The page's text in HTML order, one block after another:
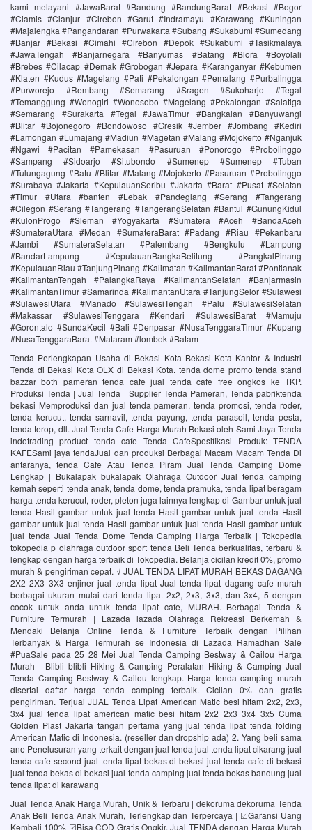
kami melayani #JawaBarat #Bandung #BandungBarat #Bekasi #Bogor
#Ciamis #Cianjur #Cirebon #Garut #Indramayu #Karawang #Kuningan
#Majalengka #Pangandaran #Purwakarta #Subang #Sukabumi #Sumedang
#Banjar #Bekasi #Cimahi #Cirebon #Depok #Sukabumi #Tasikmalaya
#JawaTengah #Banjarnegara #Banyumas #Batang #Blora #Boyolali
#Brebes #Cilacap #Demak #Grobogan #Jepara #Karanganyar #Kebumen
#Klaten #Kudus #Magelang #Pati #Pekalongan #Pemalang #Purbalingga
#Purworejo #Rembang #Semarang #Sragen #Sukoharjo #Tegal
#Temanggung #Wonogiri #Wonosobo #Magelang #Pekalongan #Salatiga
#Semarang #Surakarta #Tegal #JawaTimur #Bangkalan #Banyuwangi
#Blitar #Bojonegoro #Bondowoso #Gresik #Jember #Jombang #Kediri
#Lamongan #Lumajang #Madiun #Magetan #Malang #Mojokerto #Nganjuk
#Ngawi #Pacitan #Pamekasan #Pasuruan #Ponorogo #Probolinggo
#Sampang #Sidoarjo #Situbondo #Sumenep #Sumenep #Tuban
#Tulungagung #Batu #Blitar #Malang #Mojokerto #Pasuruan #Probolinggo
#Surabaya #Jakarta #KepulauanSeribu #Jakarta #Barat #Pusat #Selatan
#Timur #Utara #banten #Lebak #Pandeglang #Serang #Tangerang
#Cilegon #Serang #Tangerang #TangerangSelatan #Bantul #GunungKidul
#KulonProgo #Sleman #Yogyakarta #Sumatera #Aceh #BandaAceh
#SumateraUtara #Medan #SumateraBarat #Padang #Riau #Pekanbaru
#Jambi #SumateraSelatan #Palembang #Bengkulu #Lampung
#BandarLampung #KepulauanBangkaBelitung #PangkalPinang
#KepulauanRiau #TanjungPinang #Kalimatan #KalimantanBarat #Pontianak
#KalimantanTengah #PalangkaRaya #KalimantanSelatan #Banjarmasin
#KalimantanTimur #Samarinda #KalimantanUtara #TanjungSelor #Sulawesi
#SulawesiUtara #Manado #SulawesiTengah #Palu #SulawesiSelatan
#Makassar #SulawesiTenggara #Kendari #SulawesiBarat #Mamuju
#Gorontalo #SundaKecil #Bali #Denpasar #NusaTenggaraTimur #Kupang
#NusaTenggaraBarat #Mataram #lombok #Batam
Tenda Perlengkapan Usaha di Bekasi Kota Bekasi Kota Kantor & Industri
Tenda di Bekasi Kota OLX di Bekasi Kota. tenda dome promo tenda stand
bazzar both pameran tenda cafe jual tenda cafe free ongkos ke TKP.
Produksi Tenda | Jual Tenda | Supplier Tenda Pameran, Tenda pabriktenda
bekasi Memproduksi dan jual tenda pameran, tenda promosi, tenda roder,
tenda kerucut, tenda sarnavil, tenda payung, tenda parasoil, tenda pesta,
tenda terop, dll. Jual Tenda Cafe Harga Murah Bekasi oleh Sami Jaya Tenda
indotrading product tenda cafe Tenda CafeSpesifikasi Produk: TENDA
KAFESami jaya tendaJual dan produksi Berbagai Macam Macam Tenda Di
antaranya, tenda Cafe Atau Tenda Piram Jual Tenda Camping Dome
Lengkap | Bukalapak bukalapak Olahraga Outdoor Jual tenda camping
kemah seperti tenda anak, tenda dome, tenda pramuka, tenda lipat beragam
harga tenda kerucut, roder, pleton juga lainnya lengkap di Gambar untuk jual
tenda Hasil gambar untuk jual tenda Hasil gambar untuk jual tenda Hasil
gambar untuk jual tenda Hasil gambar untuk jual tenda Hasil gambar untuk
jual tenda Jual Tenda Dome Tenda Camping Harga Terbaik | Tokopedia
tokopedia p olahraga outdoor sport tenda Beli Tenda berkualitas, terbaru &
lengkap dengan harga terbaik di Tokopedia. Belanja cicilan kredit 0%, promo
murah & pengiriman cepat. √ JUAL TENDA LIPAT MURAH BEKAS DAGANG
2X2 2X3 3X3 enjiner jual tenda lipat Jual tenda lipat dagang cafe murah
berbagai ukuran mulai dari tenda lipat 2x2, 2x3, 3x3, dan 3x4, 5 dengan
cocok untuk anda untuk tenda lipat cafe, MURAH. Berbagai Tenda &
Furniture Termurah | Lazada lazada Olahraga Rekreasi Berkemah &
Mendaki Belanja Online Tenda & Furniture Terbaik dengan Pilihan
Terbanyak & Harga Termurah se Indonesia di Lazada Ramadhan Sale
#PuaSale pada 25 28 Mei Jual Tenda Camping Bestway & Cailou Harga
Murah | Blibli blibli Hiking & Camping Peralatan Hiking & Camping Jual
Tenda Camping Bestway & Cailou lengkap. Harga tenda camping murah
disertai daftar harga tenda camping terbaik. Cicilan 0% dan gratis
pengiriman. Terjual JUAL Tenda Lipat American Matic besi hitam 2x2, 2x3,
3x4 jual tenda lipat american matic besi hitam 2x2 2x3 3x4 3x5 Cuma
Golden Plast Jakarta tangan pertama yang jual tenda lipat tenda folding
American Matic di Indonesia. (reseller dan dropship ada) 2. Yang beli sama
ane Penelusuran yang terkait dengan jual tenda jual tenda lipat cikarang jual
tenda cafe second jual tenda lipat bekas di bekasi jual tenda cafe di bekasi
jual tenda bekas di bekasi jual tenda camping jual tenda bekas bandung jual
tenda lipat di karawang
Jual Tenda Anak Harga Murah, Unik & Terbaru | dekoruma dekoruma Tenda
Anak Beli Tenda Anak Murah, Terlengkap dan Terpercaya | ☑Garansi Uang
Kembali 100% ☑Bisa COD Gratis Ongkir. Jual TENDA dengan Harga Murah